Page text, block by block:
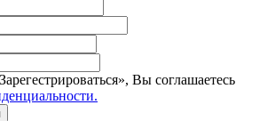
Вы соглашаетесь